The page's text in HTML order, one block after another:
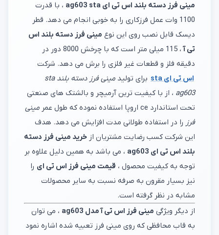
مینی فرز دسته بلند اس تی ای ag603 sta
، با قدرت
1100 وات عمل فرزکاری را به خوبی انجام می دهد. قطر
دیسک قابل نصب روی این نوع مینی فرز دسته بلند اس
تی آ
، 115 میلی متر است که با چرخش 8000 دور در
دقیقه فلز و قطعات غیر فلزی را برش می دهد. شرکت
اس تی ای sta
برای تولید
مینی فرز دسته بلند sta
ag603 ، از با کیفیت ترین آرمیچر و بالشتک های صنعتی
تحت استاندارد ce اروپا استفاده نموده که طول عمر
مینی
فرز را در استفاده طولانی مدت افزایش می دهد. هدف
این شرکت کسب رضایت مشتریان از خرید مینی فرز دسته
بلند اس تی ای ag603
، می باشد به همین دلیل علاوه بر
توجه به کیفیت محصول ، قیمت مینی فرز اس تی ای را
نیز بسیار مقرون به صرفه نسبت به سایر محصولات
مشابه در نظر گرفته است.
از دیگر ویژگی مینی فرز اس تی آ مدل ag603
، می توان
به قاب محافظی که روی مینی فرز تعبیه شده اشاره نمود